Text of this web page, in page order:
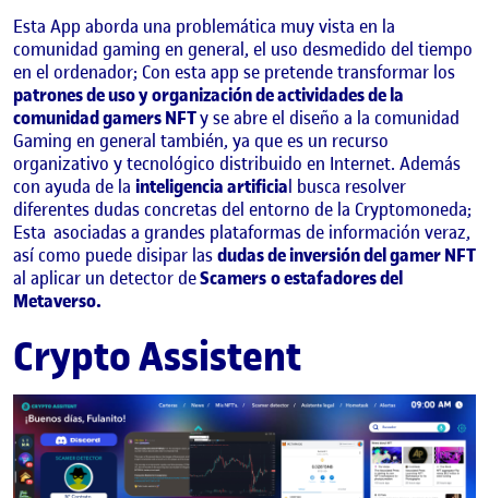
Esta App aborda una problemática muy vista en la
comunidad gaming en general, el uso desmedido del tiempo
en el ordenador; Con esta app se pretende transformar los
patrones de uso y organización de actividades de la
comunidad gamers NFTy se abre el diseño a la comunidad
Gaming en general también, ya que es un recurso
organizativo y tecnológico distribuido en Internet. Además
con ayuda de la inteligencia artificial busca resolver
diferentes dudas concretas del entorno de la Cryptomoneda;
Esta asociadas a grandes plataformas de información veraz,
así como puede disipar lasdudas de inversión del gamer NFT
al aplicar un detector deScamerso estafadores del
Metaverso.
Crypto Assistent